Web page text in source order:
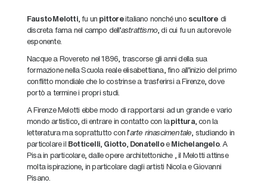
Fausto Melotti, fu un pittoreitaliano nonché uno scultore di
discreta fama nel campo dell’astrattismo, di cui fu un autorevole
esponente.
Nacque a Rovereto nel 1896, trascorse gli anni della sua
formazione nella Scuola reale elisabettiana, fino all’inizio del primo
conflitto mondiale che lo costrinse a trasferirsi a Firenze, dove
portò a termine i propri studi.
A Firenze Melotti ebbe modo di rapportarsi ad un grande e vario
mondo artistico, di entrare in contatto con lapittura, con la
letteratura ma soprattutto con l’arte rinascimentale, studiando in
particolare il Botticelli, Giotto, DonatelloeMichelangelo. A
Pisa in particolare, dalle opere architettoniche , il Melotti attinse
molta ispirazione, in particolare dagli artisti Nicola e Giovanni
Pisano.